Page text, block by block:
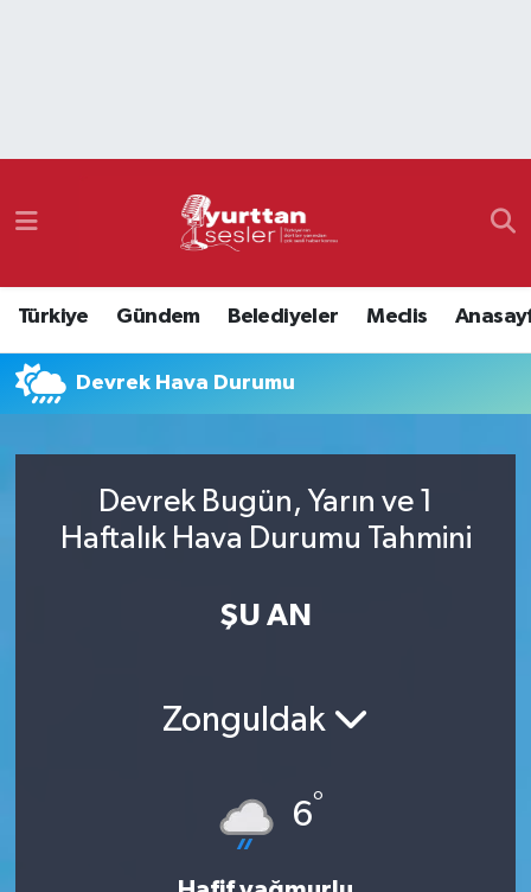
Türkiye Gündem Belediyeler Meclis
Devrek Hava Durumu
Devrek Bugün, Yarın ve 1
Haftalık Hava Durumu Tahmini
ŞU AN
Zonguldak
6°
Namaz Vakitleri
Süper Lig Puan Durumu ve Fikstür
Tüm Manşetler
Son Dakika Haberleri
Haber Arşivi